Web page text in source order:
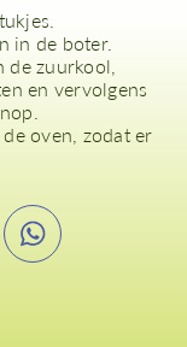
in de boter.
de zuurkool,
en vervolgens
oven, zodat er